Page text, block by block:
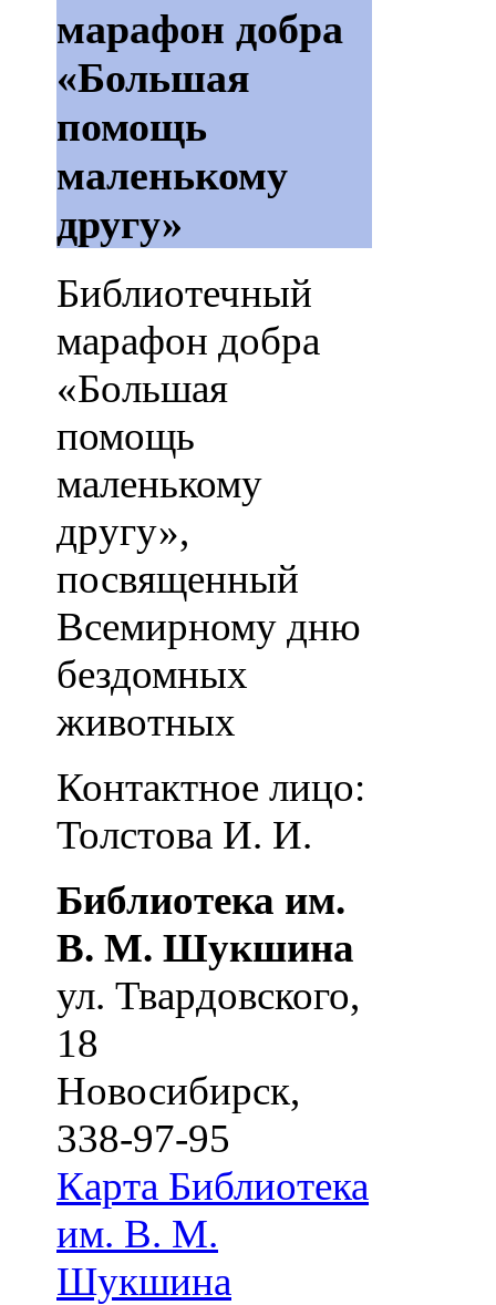
марафон добра
«Большая
помощь
маленькому
другу»
Библиотечный
марафон добра
«Большая
помощь
маленькому
другу»,
посвященный
Всемирному дню
бездомных
животных
Контактное лицо:
Толстова И. И.
Библиотека им.
В. М. Шукшина
ул. Твардовского,
18
Новосибирск,
338-97-95
Карта Библиотека
им. В. М.
Шукшина